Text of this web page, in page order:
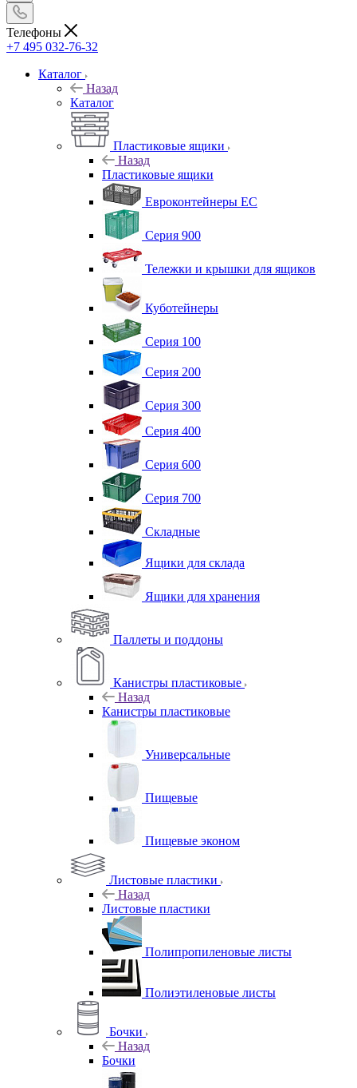
Телефоны
+7 495 032-76-32
Каталог
Назад
Каталог
Пластиковые ящики
Назад
Пластиковые ящики
Евроконтейнеры ЕС
Серия 900
Тележки и крышки для ящиков
Куботейнеры
Серия 100
Серия 200
Серия 300
Серия 400
Серия 600
Серия 700
Складные
Ящики для склада
Ящики для хранения
Паллеты и поддоны
Канистры пластиковые
Назад
Канистры пластиковые
Универсальные
Пищевые
Пищевые эконом
Листовые пластики
Назад
Листовые пластики
Полипропиленовые листы
Полиэтиленовые листы
Бочки
Назад
Бочки